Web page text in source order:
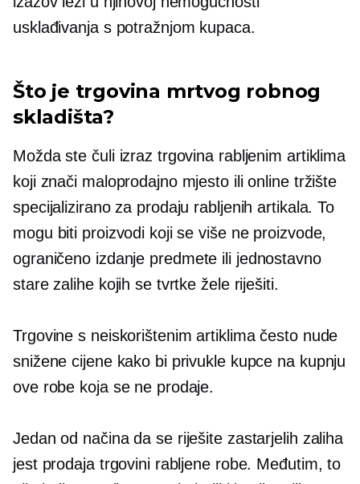
usklađivanja s potražnjom kupaca.
Što je trgovina mrtvog robnog
skladišta?
Možda ste čuli izraz trgovina rabljenim artiklima
koji znači maloprodajno mjesto ili online tržište
specijalizirano za prodaju rabljenih artikala. To
mogu biti proizvodi koji se više ne proizvode,
ograničeno izdanje predmete ili jednostavno
stare zalihe kojih se tvrtke žele riješiti.
Trgovine s neiskorištenim artiklima često nude
snižene cijene kako bi privukle kupce na kupnju
ove robe koja se ne prodaje.
Jedan od načina da se riješite zastarjelih zaliha
jest prodaja trgovini rabljene robe. Međutim, to